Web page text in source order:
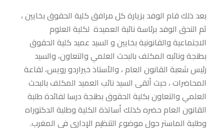
بعد ذلك قام الوفد بزيارة كل مرافق كلية الحقوق بخايين ،
ثم التحق الوفد برئاسة نائبة العميدة لكلية العلوم
الاجتماعية والقانونية بخايين و السيد عميد كلية الحقوق
بطنجة ونائبه المكلف بالبحث العلمي والتعاون، والسيد
رئيس شعبة القانون العام ، والأستاذ خيراردو رويس، لقاعة
المحاضرات ، حيث ألقى السيد نائب العميد المكلف بالبحث
العلمي والتعاون بكلية الحقوق بطنجة درسا لفائدة طلبة
القانون العام حضره كذلك أساتذة الكلية وطلبة الدكتوراه
وطلبة الماستر حول موضوع التنظيم الإداري في المغرب.